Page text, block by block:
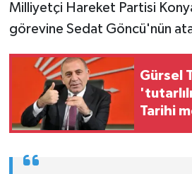
Milliyetçi Hareket Partisi Konya
görevine Sedat Göncü'nün
Gürsel
Tarihi